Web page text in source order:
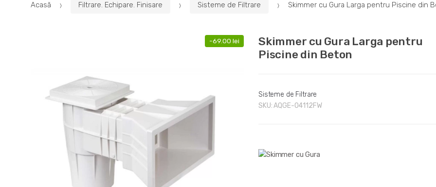
Acasă Filtrare. Echipare. Finisare Sisteme de Filtrare Skimmer cu Gura Larga pentru Piscine din
-69.00 lei
Skimmer cu Gura Larga pentru
Piscine din Beton
Sisteme de Filtrare
SKU:AQGE-04112FW